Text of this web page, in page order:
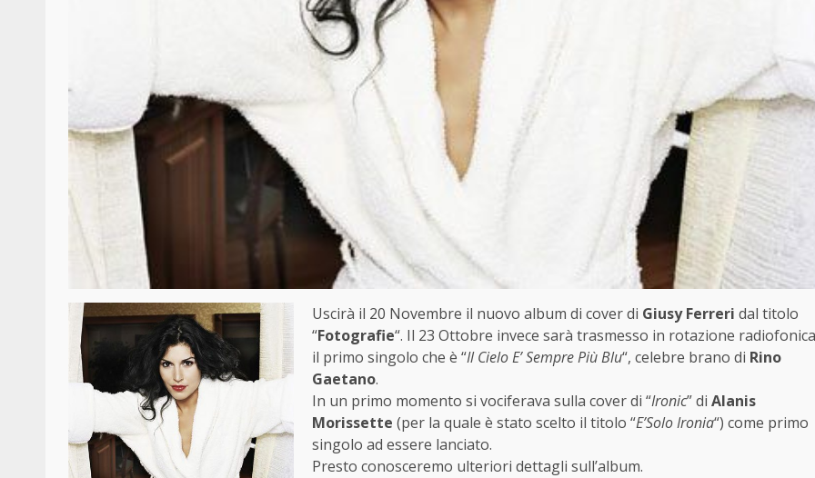
Uscirà il 20 Novembre il nuovo album di cover di Giusy Ferreri dal titolo
“Fotografie“. Il 23 Ottobre invece sarà trasmesso in rotazione radiofonica
il primo singolo che è “Il Cielo E’ Sempre Più Blu“, celebre brano di Rino
Gaetano.
In un primo momento si vociferava sulla cover di “Ironic” di Alanis
Morissette (per la quale è stato scelto il titolo “E’Solo Ironia“) come primo
singolo ad essere lanciato.
Presto conosceremo ulteriori dettagli sull’album.